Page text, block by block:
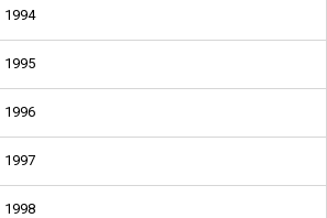
1994
1995
1996
1997
1998